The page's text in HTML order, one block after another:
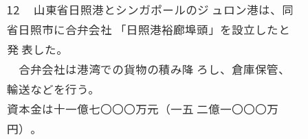
12 山東省日照港とシンガポールのジ ュロン港は、同
省日照市に合弁会社 「日照港裕廊埠頭」を設立したと
発 表した。
合弁会社は港湾での貨物の積み降 ろし、倉庫保管、
輸送などを行う。
資本金は十一億七〇〇〇万元（一五 二億一〇〇〇万
円）。